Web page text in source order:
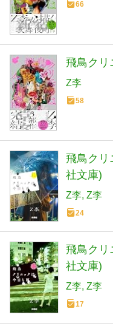
66
飛鳥クリ
Z李
58
飛鳥クリ
社文庫)
Z李 Z李
24
飛鳥クリ
社文庫)
Z李 Z李
17